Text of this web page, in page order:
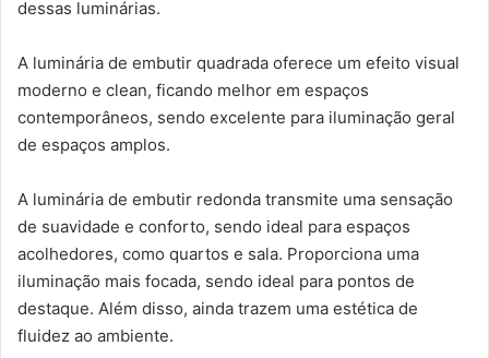
dessas luminárias.
A luminária de embutir quadrada oferece um efeito visual
moderno e clean, ficando melhor em espaços
contemporâneos, sendo excelente para iluminação geral
de espaços amplos.
A luminária de embutir redonda transmite uma sensação
de suavidade e conforto, sendo ideal para espaços
acolhedores, como quartos e sala. Proporciona uma
iluminação mais focada, sendo ideal para pontos de
destaque. Além disso, ainda trazem uma estética de
fluidez ao ambiente.